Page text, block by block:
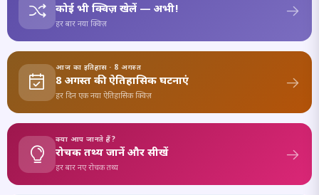
कोई भी क्विज़ खेलें — अभी!
हर बार नया क्विज़
आज का इतिहास · 8 अगस्त
8 अगस्त की ऐतिहासिक घटनाएं
हर दिन एक नया ऐतिहासिक क्विज़
क्या आप जानते हैं?
रोचक तथ्य जानें और सीखें
हर बार नए रोचक तथ्य